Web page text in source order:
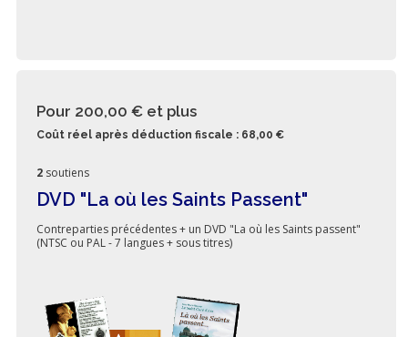
Pour 200,00 € et plus
Coût réel après déduction fiscale : 68,00 €
2 soutiens
DVD "La où les Saints Passent"
Contreparties précédentes + un DVD "La où les Saints passent"
(NTSC ou PAL - 7 langues + sous titres)